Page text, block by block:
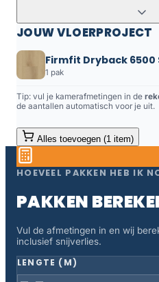
JOUW VLOERPROJECT
1 pak
Tip: vul je kamerafmetingen in de
de aantallen automatisch voor je uit.
Alles toevoegen (1 item)
HOEVEEL PAKKEN HEB IK
PAKKEN
Vul de afmetingen in en wij
inclusief snijverlies.
LENGTE (M)